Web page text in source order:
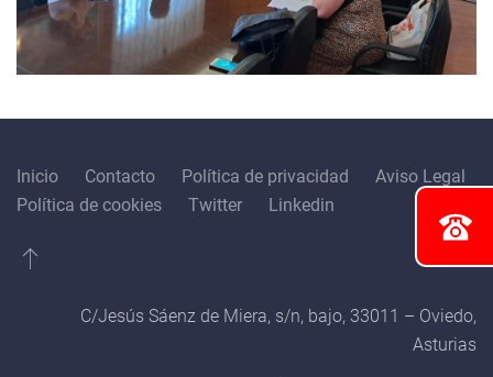
Inicio Contacto Política de privacidad
Aviso Legal
Política de cookies
Twitter Linkedin
C/Jesús Sáenz de Miera, s/n, bajo, 33011 – Oviedo,
Asturias